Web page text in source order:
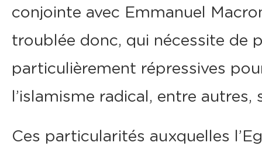
conjointe avec Emmanuel
troublée donc, qui nécessite de
particulièrement répressives
l’islamisme radical, entre
Ces particularités auxquelles